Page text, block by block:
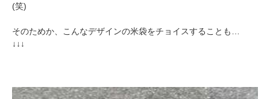
(笑)
そのためか、こんなデザインの米袋をチョイスすることも…
↓↓↓